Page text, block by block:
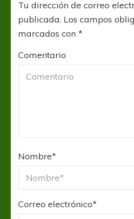
Tu dirección de correo
publicada. Los campos
marcados con*
Comentario
Nombre*
Correo electrónico*